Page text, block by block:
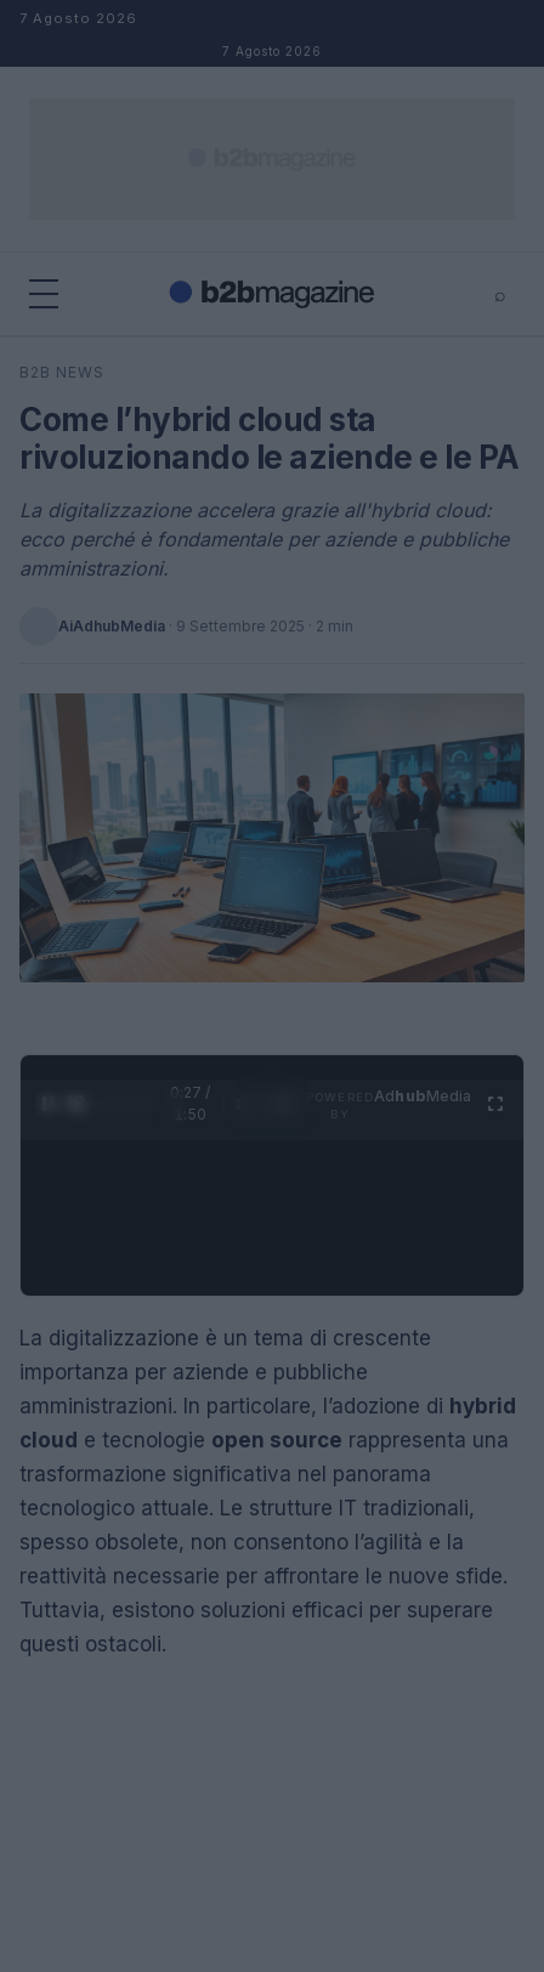
Salta al contenuto
7 Agosto 2026
7 Agosto 2026
⌕
Cerca
B2B NEWS
Come l’hybrid cloud sta
rivoluzionando le aziende e le PA
La digitalizzazione accelera grazie all'hybrid cloud:
ecco perché è fondamentale per aziende e pubbliche
amministrazioni.
AiAdhubMedia · 9 Settembre 2025 · 2 min
0:28 /
1:50
AdhubMedia
La digitalizzazione è un tema di crescente
importanza per aziende e pubbliche
amministrazioni. In particolare, l’adozione di hybrid
cloud e tecnologie open source rappresenta una
trasformazione significativa nel panorama
tecnologico attuale. Le strutture IT tradizionali,
spesso obsolete, non consentono l’agilità e la
reattività necessarie per affrontare le nuove sfide.
Tuttavia, esistono soluzioni efficaci per superare
questi ostacoli.